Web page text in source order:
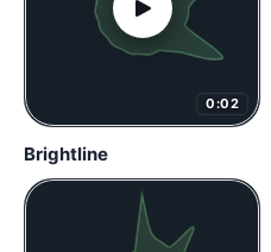
0:02
Brightline